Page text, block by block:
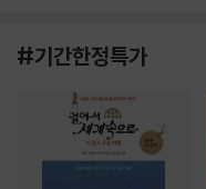
#기간한정특가